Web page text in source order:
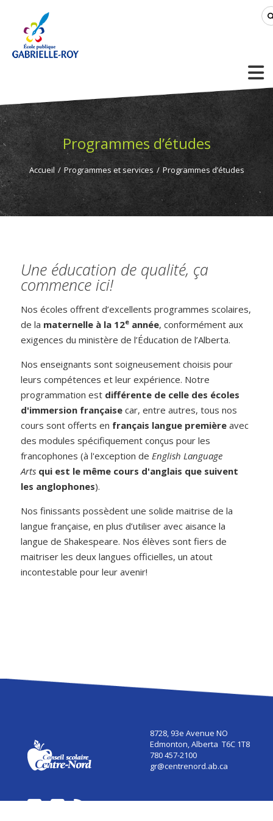
Programmes d’études
Accueil / Programmes et services / Programmes d’études
Une éducation de qualité, ça
commence ici!
Nos écoles offrent d’excellents programmes scolaires,
de la maternelle à la 12e année, conformément aux
exigences du ministère de l’Éducation de l’Alberta.
Nos enseignants sont soigneusement choisis pour
leurs compétences et leur expérience. Notre
programmation est différente de celle des écoles
d'immersion française car, entre autres, tous nos
cours sont offerts en français langue première avec
des modules spécifiquement conçus pour les
francophones (à l'exception deEnglish Language
Arts qui est le même cours d'anglais que suivent
les anglophones).
Nos finissants possèdent une solide maitrise de la
langue française, en plus d’utiliser avec aisance la
langue de Shakespeare. Nos élèves sont fiers de
maitriser les deux langues officielles, un atout
incontestable pour leur avenir!
8728, 93e Avenue NO
Edmonton, Alberta T6C 1T8
780 457-2100
gr@centrenord.ab.ca